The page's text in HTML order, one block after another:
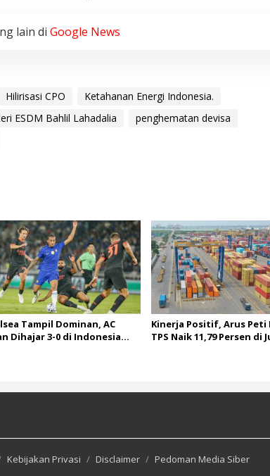
lain di Google News
Hilirisasi CPO
Ketahanan Energi Indonesia.
ESDM Bahlil Lahadalia
penghematan devisa
Tampil Dominan, AC
Dihajar 3-0 di Indonesia
Kinerja Positif, Arus Peti
TPS Naik 11,79 Persen di
Kebijakan Privasi Disclaimer Pedoman Media Siber